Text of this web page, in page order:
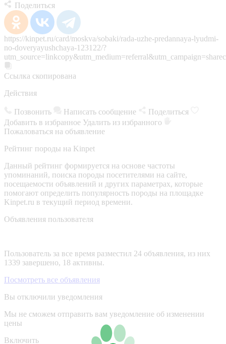
Поделиться
https://kinpet.ru/card/moskva/sobaki/rada-uzhe-predannaya-lyudmi-
no-doveryayushchaya-123122/?
Ссылка скопирована
Действия
Позвонить Написать сообщение
Поделиться
Добавить в избранное Удалить из избранного
Пожаловаться на объявление
Рейтинг породы на Kinpet
Данный рейтинг формируется на основе частоты
упоминаний, поиска породы посетителями на сайте,
посещаемости объявлений и других параметрах, которые
помогают определить популярность породы на площадке
Kinpet.ru в текущий период времени.
Объявления пользователя
Пользователь за все время разместил 24 объявления, из них
1339 завершено, 18 активны.
Посмотреть все объявления
Вы отключили уведомления
Мы не сможем отправить вам уведомление об изменении
цены
Включить